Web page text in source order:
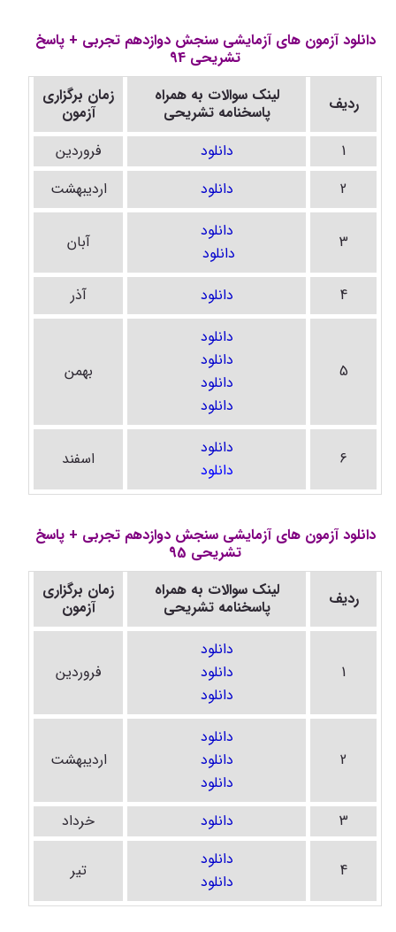
دانلود آزمون های آزمایشی سنجش دوازدهم تجربی + پاسخ
تشریحی 94
ردیف
لینک سوالات به همراه
پاسخنامه تشریحی
زمان برگزاری
آزمون
1
دانلود
فروردین
2
دانلود اردیبهشت
3
دانلود
دانلود
آبان
4 دانلود آذر
5
دانلود
دانلود
دانلود
دانلود
بهمن
6
دانلود
دانلود
اسفند
دانلود آزمون های آزمایشی سنجش دوازدهم تجربی + پاسخ
تشریحی 95
ردیف
لینک سوالات به همراه
پاسخنامه تشریحی
زمان برگزاری
آزمون
1
دانلود
دانلود
دانلود
فروردین
2
دانلود
دانلود
دانلود
اردیبهشت
3 دانلود خرداد
4
دانلود
دانلود
تیر